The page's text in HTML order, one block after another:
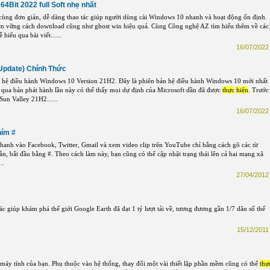
2022 full Soft nhẹ nhất
đơn giản, dễ dàng thao tác giúp người dùng cài Windows 10 nhanh và hoạt động ổn định.
vững cách download cũng như ghost win hiệu quả. Cùng Công nghệ AZ tìm hiểu thêm về các
qua bài viết......
16/07/
Chính Thức
điều hành Windows 10 Version 21H2. Đây là phiên bản hệ điều hành Windows 10 mới nhất
bản phát hành lần này có thể thấy mọi dự định của Microsoft dần đã được thực hiện . Trước
Valley 21H2......
16/07/
#
vào Facebook, Twitter, Gmail và xem video clip trên YouTube chỉ bằng cách gõ các từ
bắt đầu bằng #. Theo cách làm này, bạn cũng có thể cập nhật trạng thái lên cả hai mạng xã
27/04/2012
giúp khám phá thế giới Google Earth đã đạt 1 tỷ lượt tải về, tương đương gần 1/7 dân số thế
15/12/
tính của bạn. Phụ thuộc vào hệ thống, thay đổi một vài thiết lập phần mềm cũng có thể